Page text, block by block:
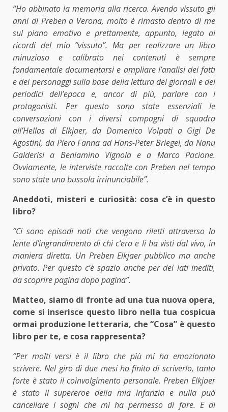
“Ho abbinato la memoria alla ricerca. Avendo vissuto gli
anni di Preben a Verona, molto è rimasto dentro di me
sul piano emotivo e prettamente, appunto, legato ai
ricordi del mio “vissuto”. Ma per realizzare un libro
minuzioso e calibrato nei contenuti è sempre
fondamentale documentarsi e ampliare l’analisi dei fatti
e dei personaggi sulla base della lettura dei giornali e dei
periodici dell’epoca e, ancor di più, parlare con i
protagonisti. Per questo sono state essenziali le
conversazioni con i diversi compagni di squadra
all’Hellas di Elkjaer, da Domenico Volpati a Gigi De
Agostini, da Piero Fanna ad Hans-Peter Briegel, da Nanu
Galderisi a Beniamino Vignola e a Marco Pacione.
Ovviamente, le interviste raccolte con Preben nel tempo
sono state una bussola irrinunciabile”.
Aneddoti, misteri e curiosità: cosa c’è in questo
libro?
“Ci sono episodi noti che vengono riletti attraverso la
lente d’ingrandimento di chi c’era e li ha visti dal vivo, in
maniera diretta. Un Preben Elkjaer pubblico ma anche
privato. Per questo c’è spazio anche per dei lati inediti,
da scoprire pagina dopo pagina”.
Matteo, siamo di fronte ad una tua nuova opera,
come si inserisce questo libro nella tua cospicua
ormai produzione letteraria, che “Cosa” è questo
libro per te, e cosa rappresenta?
“Per molti versi è il libro che più mi ha emozionato
scrivere. Nel giro di due mesi ho finito di scriverlo, tanto
forte è stato il coinvolgimento personale. Preben Elkjaer
è stato il supereroe della mia infanzia e nulla può
cancellare i sogni che mi ha permesso di fare. E di